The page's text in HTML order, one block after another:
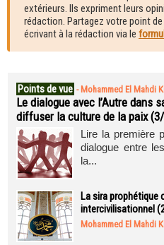
extérieurs. Ils expriment leurs
rédaction. Partagez votre point
écrivant à la rédaction via le
Points de vue - Mohammed El Mahdi
Le dialogue avec l’Autre dans
diffuser la culture de la paix
Lire la première
dialogue entre
la...
La sira prophétique
intercivilisationnel
Mohammed El Mahdi